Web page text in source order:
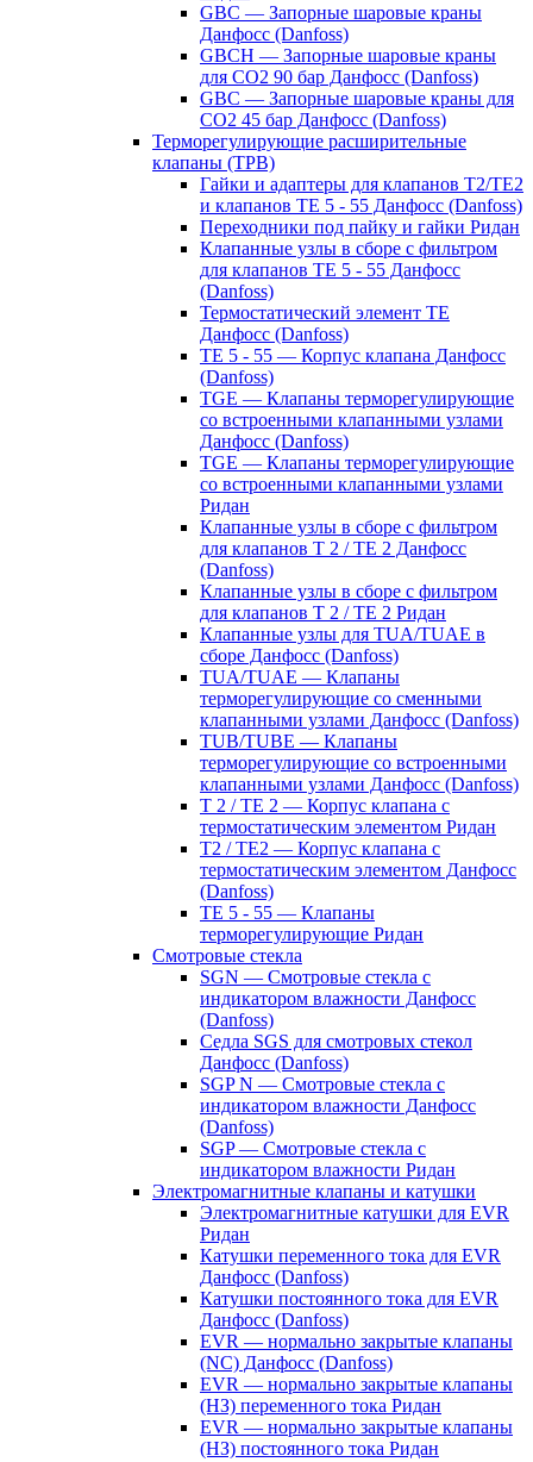
GBC — Запорные шаровые краны
Данфосс (Danfoss)
GBCH — Запорные шаровые краны
для CO2 90 бар Данфосс (Danfoss)
GBC — Запорные шаровые краны для
CO2 45 бар Данфосс (Danfoss)
Терморегулирующие расширительные
клапаны (ТРВ)
Гайки и адаптеры для клапанов T2/TE2
и клапанов TE 5 - 55 Данфосс (Danfoss)
Переходники под пайку и гайки Ридан
Клапанные узлы в сборе с фильтром
для клапанов TE 5 - 55 Данфосс
(Danfoss)
Термостатический элемент TE
Данфосс (Danfoss)
TE 5 - 55 — Корпус клапана Данфосс
(Danfoss)
TGE — Клапаны терморегулирующие
со встроенными клапанными узлами
Данфосс (Danfoss)
TGE — Клапаны терморегулирующие
со встроенными клапанными узлами
Ридан
Клапанные узлы в сборе с фильтром
для клапанов T 2 / TE 2 Данфосс
(Danfoss)
Клапанные узлы в сборе с фильтром
для клапанов T 2 / TE 2 Ридан
Клапанные узлы для TUA/TUAE в
сборе Данфосс (Danfoss)
TUA/TUAE — Клапаны
терморегулирующие со сменными
клапанными узлами Данфосс (Danfoss)
TUB/TUBE — Клапаны
терморегулирующие со встроенными
клапанными узлами Данфосс (Danfoss)
T 2 / TE 2 — Корпус клапана с
термостатическим элементом Ридан
T2 / TE2 — Корпус клапана с
термостатическим элементом Данфосс
(Danfoss)
TE 5 - 55 — Клапаны
терморегулирующие Ридан
Смотровые стекла
SGN — Смотровые стекла с
индикатором влажности Данфосс
(Danfoss)
Седла SGS для смотровых стекол
Данфосс (Danfoss)
SGP N — Смотровые стекла с
индикатором влажности Данфосс
(Danfoss)
SGP — Смотровые стекла с
индикатором влажности Ридан
Электромагнитные клапаны и катушки
Электромагнитные катушки для EVR
Ридан
Катушки переменного тока для EVR
Данфосс (Danfoss)
Катушки постоянного тока для EVR
Данфосс (Danfoss)
EVR — нормально закрытые клапаны
(NC) Данфосс (Danfoss)
EVR — нормально закрытые клапаны
(НЗ) переменного тока Ридан
EVR — нормально закрытые клапаны
(НЗ) постоянного тока Ридан